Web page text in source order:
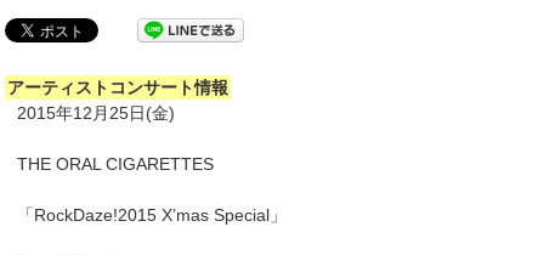
アーティストコンサート情報
2015年12月25日(金)
THE ORAL CIGARETTES
「RockDaze!2015 X’mas Special」